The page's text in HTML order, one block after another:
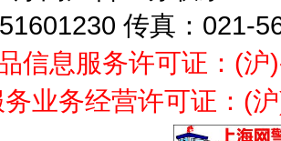
51601230 传真：021-
信息服务许可证：(
业务经营许可证：(